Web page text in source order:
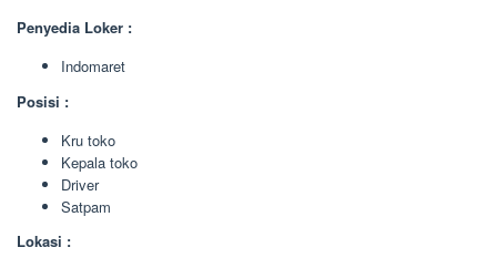
Penyedia Loker :
Indomaret
Posisi :
Kru toko
Kepala toko
Driver
Satpam
Lokasi :